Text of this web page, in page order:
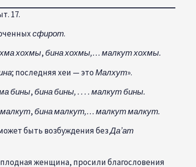
17.
сфирот.
хохмы, бинахохмы,… малкутхохмы.
; последняя хеи — этоМалхут».
бины, бинабины, . . . . малкутбины.
малкут, бинамалкут,… малкутмалкут.
быть возбуждения безДа’ат
женщина, просили благословения